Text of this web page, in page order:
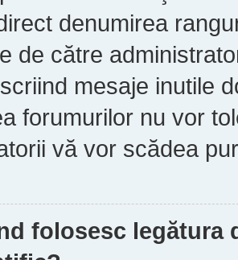
denumirea
de către
mesaje inutile
forumurilor nu vor
vă vor scădea
folosesc